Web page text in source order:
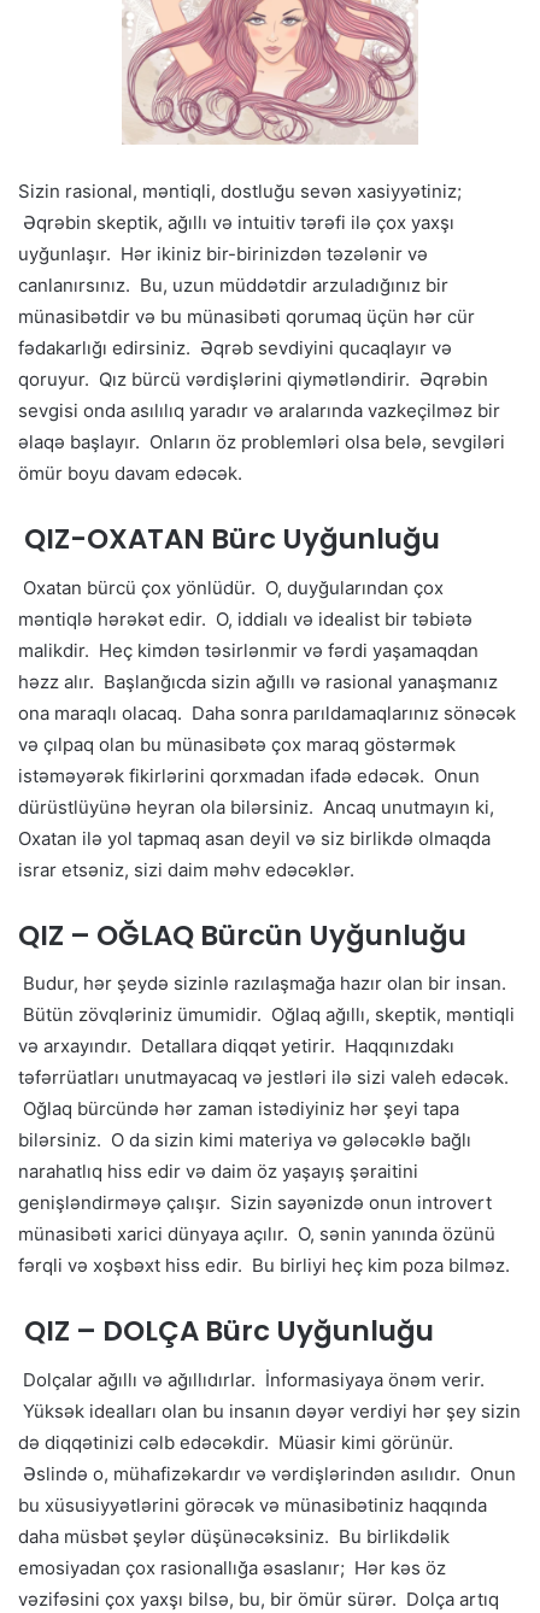
Sizin rasional, məntiqli, dostluğu sevən xasiyyətiniz;
Əqrəbin skeptik, ağıllı və intuitiv tərəfi ilə çox yaxşı
uyğunlaşır. Hər ikiniz bir-birinizdən təzələnir və
canlanırsınız. Bu, uzun müddətdir arzuladığınız bir
münasibətdir və bu münasibəti qorumaq üçün hər cür
fədakarlığı edirsiniz. Əqrəb sevdiyini qucaqlayır və
qoruyur. Qız bürcü vərdişlərini qiymətləndirir. Əqrəbin
sevgisi onda asılılıq yaradır və aralarında vazkeçilməz bir
əlaqə başlayır. Onların öz problemləri olsa belə, sevgiləri
ömür boyu davam edəcək.
QIZ-OXATAN Bürc Uyğunluğu
Oxatan bürcü çox yönlüdür. O, duyğularından çox
məntiqlə hərəkət edir. O, iddialı və idealist bir təbiətə
malikdir. Heç kimdən təsirlənmir və fərdi yaşamaqdan
həzz alır. Başlanğıcda sizin ağıllı və rasional yanaşmanız
ona maraqlı olacaq. Daha sonra parıldamaqlarınız sönəcək
və çılpaq olan bu münasibətə çox maraq göstərmək
istəməyərək fikirlərini qorxmadan ifadə edəcək. Onun
dürüstlüyünə heyran ola bilərsiniz. Ancaq unutmayın ki,
Oxatan ilə yol tapmaq asan deyil və siz birlikdə olmaqda
israr etsəniz, sizi daim məhv edəcəklər.
QIZ – OĞLAQ Bürcün Uyğunluğu
Budur, hər şeydə sizinlə razılaşmağa hazır olan bir insan.
Bütün zövqləriniz ümumidir. Oğlaq ağıllı, skeptik, məntiqli
və arxayındır. Detallara diqqət yetirir. Haqqınızdakı
təfərrüatları unutmayacaq və jestləri ilə sizi valeh edəcək.
Oğlaq bürcündə hər zaman istədiyiniz hər şeyi tapa
bilərsiniz. O da sizin kimi materiya və gələcəklə bağlı
narahatlıq hiss edir və daim öz yaşayış şəraitini
genişləndirməyə çalışır. Sizin sayənizdə onun introvert
münasibəti xarici dünyaya açılır. O, sənin yanında özünü
fərqli və xoşbəxt hiss edir. Bu birliyi heç kim poza bilməz.
QIZ – DOLÇA Bürc Uyğunluğu
Dolçalar ağıllı və ağıllıdırlar. İnformasiyaya önəm verir.
Yüksək idealları olan bu insanın dəyər verdiyi hər şey sizin
də diqqətinizi cəlb edəcəkdir. Müasir kimi görünür.
Əslində o, mühafizəkardır və vərdişlərindən asılıdır. Onun
bu xüsusiyyətlərini görəcək və münasibətiniz haqqında
daha müsbət şeylər düşünəcəksiniz. Bu birlikdəlik
emosiyadan çox rasionallığa əsaslanır; Hər kəs öz
vəzifəsini çox yaxşı bilsə, bu, bir ömür sürər. Dolça artıq